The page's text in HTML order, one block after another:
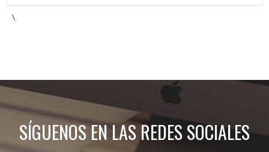
\
SÍGUENOS EN LAS REDES SOCIALES